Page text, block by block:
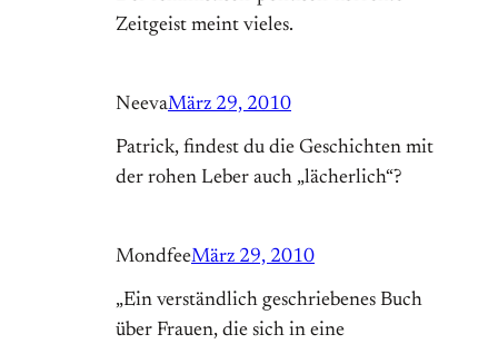
Zeitgeist meint vieles.
NeevaMärz 29, 2010
Patrick, findest du die Geschichten mit
der rohen Leber auch „lächerlich“?
MondfeeMärz 29, 2010
„Ein verständlich geschriebenes Buch
über Frauen, die sich in eine